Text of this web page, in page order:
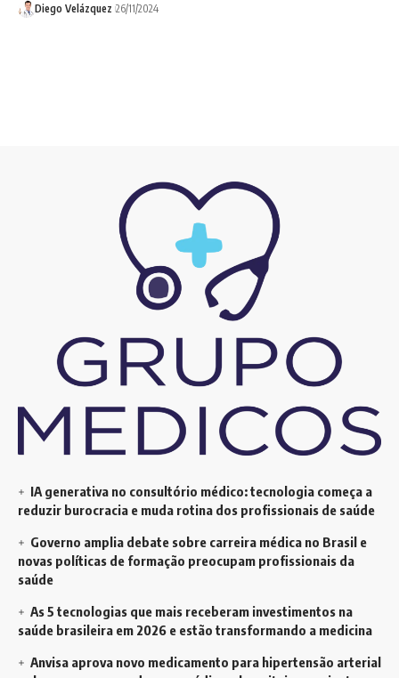
Diego Velázquez 26/11/2024
IA generativa no consultório médico: tecnologia começa a
reduzir burocracia e muda rotina dos profissionais de saúde
Governo amplia debate sobre carreira médica no Brasil e
novas políticas de formação preocupam profissionais da
saúde
As 5 tecnologias que mais receberam investimentos na
saúde brasileira em 2026 e estão transformando a medicina
Anvisa aprova novo medicamento para hipertensão arterial